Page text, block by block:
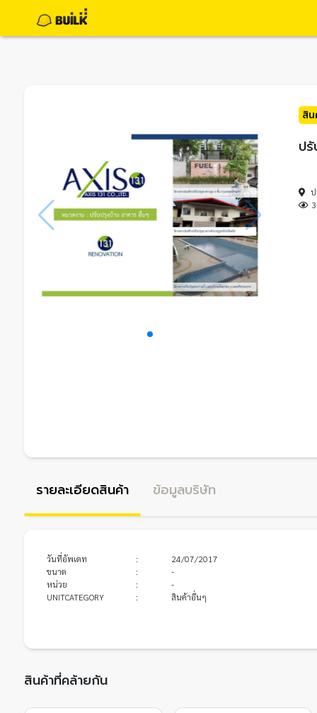
สิ
ป
รายละเอียดสินค้า ข้อมูลบริษัท
วันที่อัพเดท :
24/07/2017
ขนาด
:
-
หน่วย
:
-
UNITCATEGORY
: สินค้าอื่นๆ
สินค้าที่คล้ายกัน